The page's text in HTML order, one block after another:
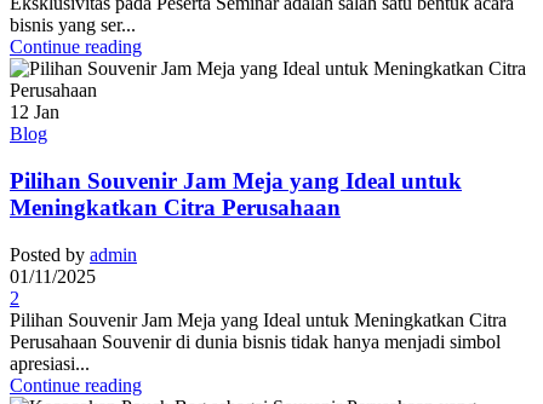
bisnis yang ser...
Continue reading
12 Jan
Blog
Pilihan Souvenir Jam Meja yang Ideal untuk
Meningkatkan Citra Perusahaan
Posted by admin
01/11/2025
2
Pilihan Souvenir Jam Meja yang Ideal untuk Meningkatkan Citra
Perusahaan Souvenir di dunia bisnis tidak hanya menjadi simbol
apresiasi...
Continue reading